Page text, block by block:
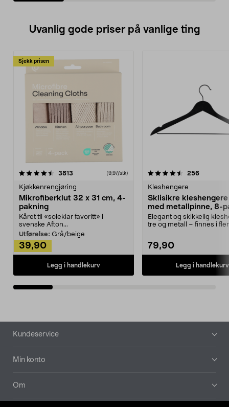
Uvanlig gode priser på vanlige ting
Sjekk prisen
3813 anmeldelser(9,97/stk)
Kjøkkenrengjøring
Mikrofiberklut 32 x 31 cm, 4-
pakning
Kåret til «soleklar favoritt» i
svenske Afton...
Utførelse: Grå/beige
39,90
Legg i handlekurv
4.5av 5 stjerner 256
Kleshengere
Sklisikre
med metallpinne, 8-
Elegant og skikkelig
tre og metall – finnes i
79,90
Legg i handlekurv
4.5av 5 stjerner
Bunntekst
Kundeservice
Min konto
Om